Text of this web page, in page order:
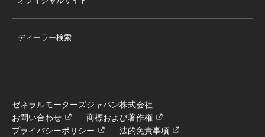
ディーラー検索
ゼネラルモーターズジャパン株式会社
お問い合わせ
商標および著作権
プライバシーポリシー
法的免責事項